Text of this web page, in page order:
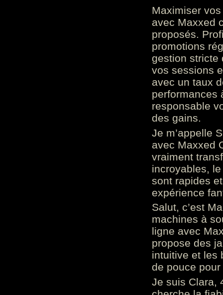
Maximiser
avec Maxxed
proposés.
promotions
gestion stricte
vos sessions
avec un taux
performances
responsable
des gains.
Je m’appelle
avec Maxxed
vraiment
incroyables,
sont rapides
expérience
Salut, c’est
machines à
ligne avec
propose des
intuitive et les
de pouce
Je suis Clara,